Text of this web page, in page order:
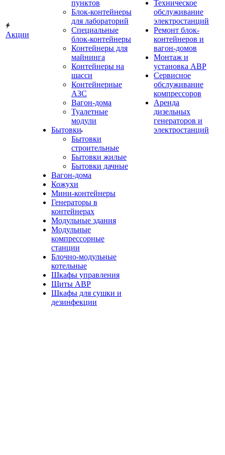
Акции
пунктов
Блок-контейнеры
для лабораторий
Специальные
блок-контейнеры
Контейнеры для
майнинга
Контейнеры на
шасси
Контейнерные
АЗС
Вагон-дома
Туалетные
модули
Бытовки
Бытовки
строительные
Бытовки жилые
Бытовки дачные
Вагон-дома
Кожухи
Мини-контейнеры
Генераторы в
контейнерах
Модульные здания
Модульные
компрессорные
станции
Блочно-модульные
котельные
Шкафы управления
Щиты АВР
Шкафы для сушки и
дезинфекции
Техническое
обслуживание
электростанций
Ремонт блок-
контейнеров и
вагон-домов
Монтаж и
установка АВР
Сервисное
обслуживание
компрессоров
Аренда
дизельных
генераторов и
электростанций